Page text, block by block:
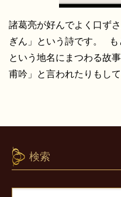
諸葛亮が好んでよく口ず
ぎん」という詩です。 も
という地名にまつわる故
甫吟」と言われたりもし
検索